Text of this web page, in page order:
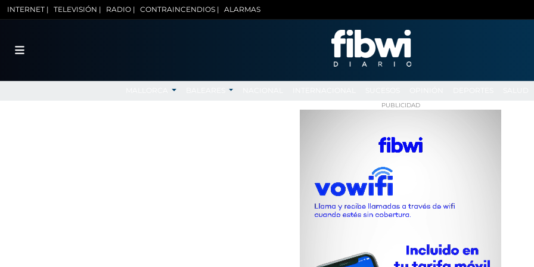
INTERNET | TELEVISIÓN | RADIO | CONTRAINCENDIOS | ALARMAS